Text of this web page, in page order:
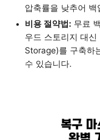
압축률을 낮추어
비용 절약법: 무료
우드 스토리지 대
Storage)를 구축하
수 있습니다.